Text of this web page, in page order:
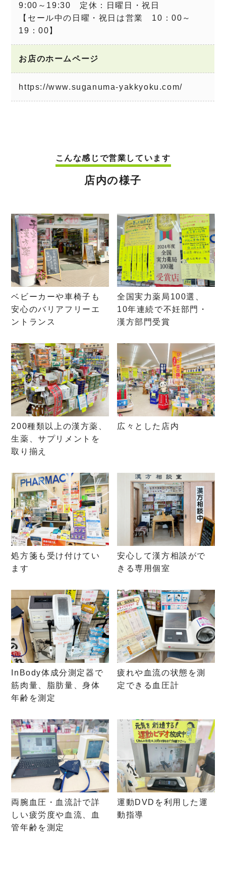
9:00～19:30 定休：日曜日・祝日
【セール中の日曜・祝日は営業 10：00～
19：00】
お店のホームページ
https://www.suganuma-yakkyoku.com/
こんな感じで営業しています
店内の様子
ベビーカーや車椅子も
安心のバリアフリーエ
ントランス
全国実力薬局100選、
10年連続で不妊部門・
漢方部門受賞
200種類以上の漢方薬、
生薬、サプリメントを
取り揃え
広々とした店内
処方箋も受け付けてい
ます
安心して漢方相談がで
きる専用個室
InBody体成分測定器で
筋肉量、脂肪量、身体
年齢を測定
疲れや血流の状態を測
定できる血圧計
両腕血圧・血流計で詳
しい疲労度や血流、血
管年齢を測定
運動DVDを利用した運
動指導